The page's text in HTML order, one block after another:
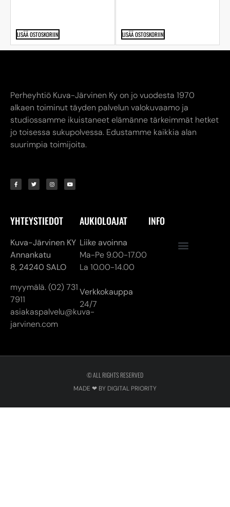
LISÄÄ OSTOSKORIIN LISÄÄ OSTOSKORIIN
Perheyhtiö Kuva-Järvinen Ky on jo vuodesta 1970
alkaen toiminut täyden palvelun valokuvaamo ja
studiossamme ikuistaneet elämänne tärkeimmät hetket
jo toisessa sukupolvessa. Edustamme kaikkia alan
suurimpia toimijoita.
YHTEYSTIEDOT
Kuva-Järvinen KY
Annankatu
8, 24240 SALO
myymälä. (02) 731
7911
asiakaspalvelu@kuva-
jarvinen.com
AUKIOLOAJAT
Liike avoinna
Ma-Pe 9.00-17.00
La 10.00-14.00
Verkkokauppa
24/7
INFO
© ALL RIGHTS RESERVED
MADE ❤ BY DIGITAL PRIORITY